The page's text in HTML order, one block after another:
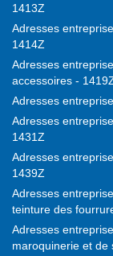
1413Z
Adresses
1414Z
Adresses
accessoires -
Adresses
Adresses
1431Z
Adresses
1439Z
Adresses
teinture des
Adresses
maroquinerie et de